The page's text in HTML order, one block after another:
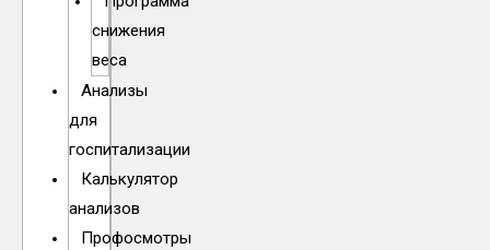
снижения
веса
Анализы
для
госпитализации
Калькулятор
анализов
Профосмотры